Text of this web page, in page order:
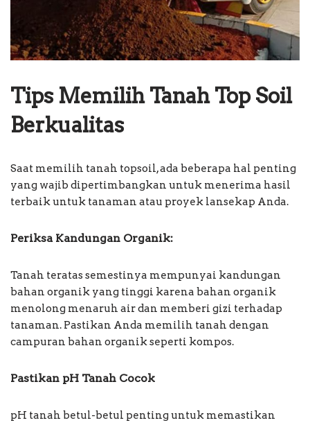
Tips Memilih Tanah Top Soil
Berkualitas
Saat memilih tanah topsoil, ada beberapa hal penting
yang wajib dipertimbangkan untuk menerima hasil
terbaik untuk tanaman atau proyek lansekap Anda.
Periksa Kandungan Organik:
Tanah teratas semestinya mempunyai kandungan
bahan organik yang tinggi karena bahan organik
menolong menaruh air dan memberi gizi terhadap
tanaman. Pastikan Anda memilih tanah dengan
campuran bahan organik seperti kompos.
Pastikan pH Tanah Cocok
pH tanah betul-betul penting untuk memastikan